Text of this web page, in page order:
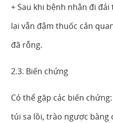
+ Sau khi bệnh nhân đi
lại vẫn đậm thuốc cản
đã rỗng.
2.3. Biến chứng
Có thể gặp các biến
túi sa lồi, trào ngược bàng